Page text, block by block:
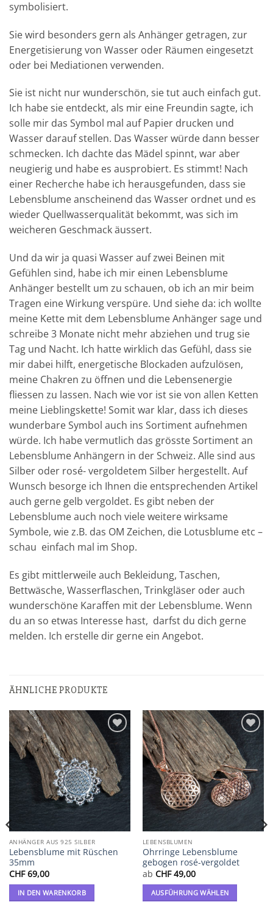
symbolisiert.
Sie wird besonders gern als Anhänger getragen, zur
Energetisierung von Wasser oder Räumen eingesetzt
oder bei Mediationen verwenden.
Sie ist nicht nur wunderschön, sie tut auch einfach gut.
Ich habe sie entdeckt, als mir eine Freundin sagte, ich
solle mir das Symbol mal auf Papier drucken und
Wasser darauf stellen. Das Wasser würde dann besser
schmecken. Ich dachte das Mädel spinnt, war aber
neugierig und habe es ausprobiert. Es stimmt! Nach
einer Recherche habe ich herausgefunden, dass sie
Lebensblume anscheinend das Wasser ordnet und es
wieder Quellwasserqualität bekommt, was sich im
weicheren Geschmack äussert.
Und da wir ja quasi Wasser auf zwei Beinen mit
Gefühlen sind, habe ich mir einen Lebensblume
Anhänger bestellt um zu schauen, ob ich an mir beim
Tragen eine Wirkung verspüre. Und siehe da: ich wollte
meine Kette mit dem Lebensblume Anhänger sage und
schreibe 3 Monate nicht mehr abziehen und trug sie
Tag und Nacht. Ich hatte wirklich das Gefühl, dass sie
mir dabei hilft, energetische Blockaden aufzulösen,
meine Chakren zu öffnen und die Lebensenergie
fliessen zu lassen. Nach wie vor ist sie von allen Ketten
meine Lieblingskette! Somit war klar, dass ich dieses
wunderbare Symbol auch ins Sortiment aufnehmen
würde. Ich habe vermutlich das grösste Sortiment an
Lebensblume Anhängern in der Schweiz. Alle sind aus
Silber oder rosé- vergoldetem Silber hergestellt. Auf
Wunsch besorge ich Ihnen die entsprechenden Artikel
auch gerne gelb vergoldet. Es gibt neben der
Lebensblume auch noch viele weitere wirksame
Symbole, wie z.B. das OM Zeichen, die Lotusblume etc –
schau einfach mal im Shop.
Es gibt mittlerweile auch Bekleidung, Taschen,
Bettwäsche, Wasserflaschen, Trinkgläser oder auch
wunderschöne Karaffen mit der Lebensblume. Wenn
du an so etwas Interesse hast, darfst du dich gerne
melden. Ich erstelle dir gerne ein Angebot.
ÄHNLICHE PRODUKTE
Zur
Wunschliste
hinzufügen
ANHÄNGER AUS 925 SILBER
Lebensblume mit Rüschen
35mm
CHF69,00
IN DEN WARENKORB
Zur
Wunschliste
hinzufügen
LEBENSBLUMEN
Ohrringe Lebensblume
gebogen rosé-vergoldet
ab CHF49,00
AUSFÜHRUNG WÄHLEN